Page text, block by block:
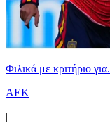
Φιλικά με κριτήριο
ΑΕΚ
|